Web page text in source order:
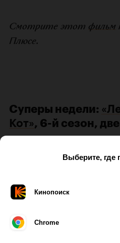
Смотрите этот фильм
Плюсе.
Суперы недели:
Кот», 6-й сезон,
супергероики для